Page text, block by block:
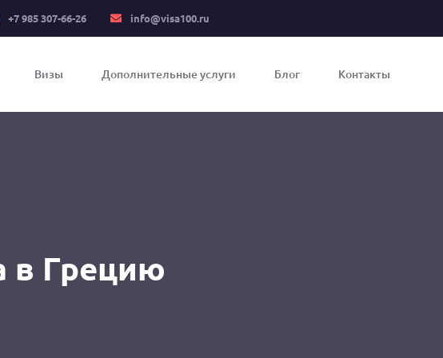
+7 985 307-66-26 info@visa100.ru
Визы Дополнительные услуги Блог Контакты
в Грецию